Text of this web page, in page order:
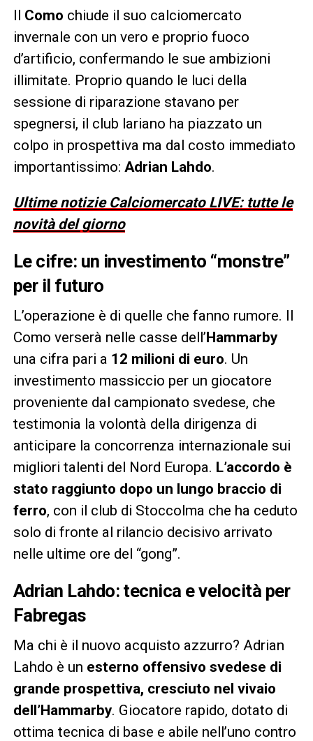
Il Como chiude il suo calciomercato
invernale con un vero e proprio fuoco
d’artificio, confermando le sue ambizioni
illimitate. Proprio quando le luci della
sessione di riparazione stavano per
spegnersi, il club lariano ha piazzato un
colpo in prospettiva ma dal costo immediato
importantissimo: Adrian Lahdo.
Ultime notizie Calciomercato LIVE: tutte le
novità del giorno
Le cifre: un investimento “monstre”
per il futuro
L’operazione è di quelle che fanno rumore. Il
Como verserà nelle casse dell’Hammarby
una cifra pari a 12 milioni di euro. Un
investimento massiccio per un giocatore
proveniente dal campionato svedese, che
testimonia la volontà della dirigenza di
anticipare la concorrenza internazionale sui
migliori talenti del Nord Europa. L’accordo è
stato raggiunto dopo un lungo braccio di
ferro, con il club di Stoccolma che ha ceduto
solo di fronte al rilancio decisivo arrivato
nelle ultime ore del “gong”.
Adrian Lahdo: tecnica e velocità per
Fabregas
Ma chi è il nuovo acquisto azzurro? Adrian
Lahdo è un esterno offensivo svedese di
grande prospettiva, cresciuto nel vivaio
dell’Hammarby. Giocatore rapido, dotato di
ottima tecnica di base e abile nell’uno contro